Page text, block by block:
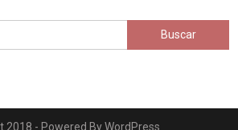
2018 - Powered By WordPress